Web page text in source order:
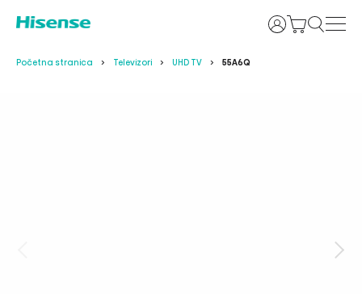
Prijava
Početna stranica Televizori UHD TV 55A6Q